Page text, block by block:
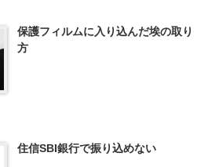
保護フィルムに入り込んだ埃の取り
方
住信SBI銀行で振り込めない